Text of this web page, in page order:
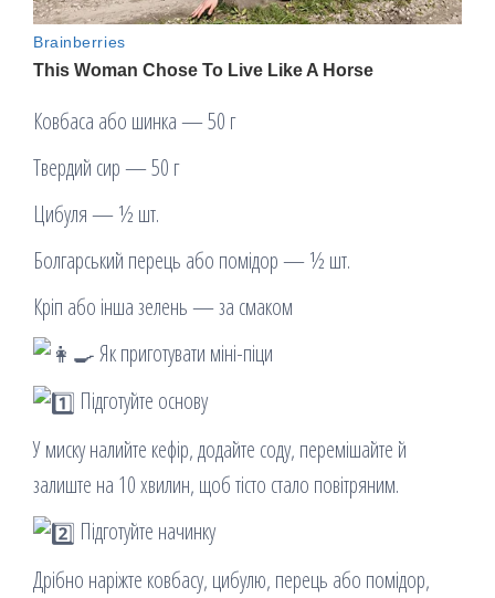
Ковбаса або шинка — 50 г
Твердий сир — 50 г
Цибуля — ½ шт.
Болгарський перець або помідор — ½ шт.
Кріп або інша зелень — за смаком
Як приготувати міні-піци
Підготуйте основу
У миску налийте кефір, додайте соду, перемішайте й
залиште на 10 хвилин, щоб тісто стало повітряним.
Підготуйте начинку
Дрібно наріжте ковбасу, цибулю, перець або помідор,